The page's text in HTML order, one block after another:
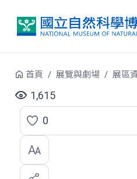
首頁 展覽與劇場 展區
1,615
點
選
喜
0